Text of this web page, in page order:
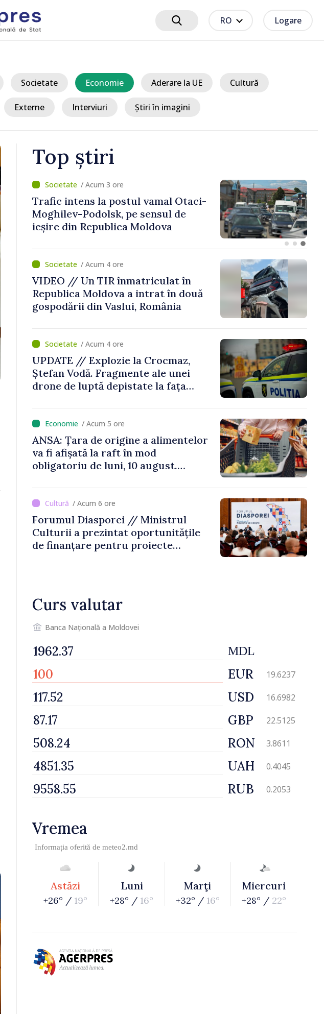
RO Logare
Societate Economie Aderare la UE Cultură
Externe Interviuri Știri în imagini
Top știri
/ Acum 3 ore
Trafic intens la postul vamal Otaci-
Moghilev-Podolsk, pe sensul de
ieșire din Republica Moldova
/ Acum 4 ore
VIDEO // Un TIR înmatriculat în
Republica Moldova a intrat în două
gospodării din Vaslui, România
/ Acum 4 ore
UPDATE // Explozie la Crocmaz,
Ștefan Vodă. Fragmente ale unei
drone de luptă depistate la fața
/ Acum 5 ore
ANSA: Țara de origine a alimentelor
va fi afișată la raft în mod
obligatoriu de luni, 10 august.
/ Acum 6 ore
Forumul Diasporei // Ministrul
Culturii a prezintat oportunitățile
de finanțare pentru proiecte
Curs valutar
Banca Națională a Moldovei
MDL
EUR 19.6237
USD 16.6982
GBP 22.5125
RON 3.8611
UAH 0.4045
RUB 0.2053
Vremea
Informația oferită de meteo2.md
Astăzi
+26° / 19°
Luni
+28° / 16°
Marţi
+32° / 16°
Miercuri
+28° / 22°